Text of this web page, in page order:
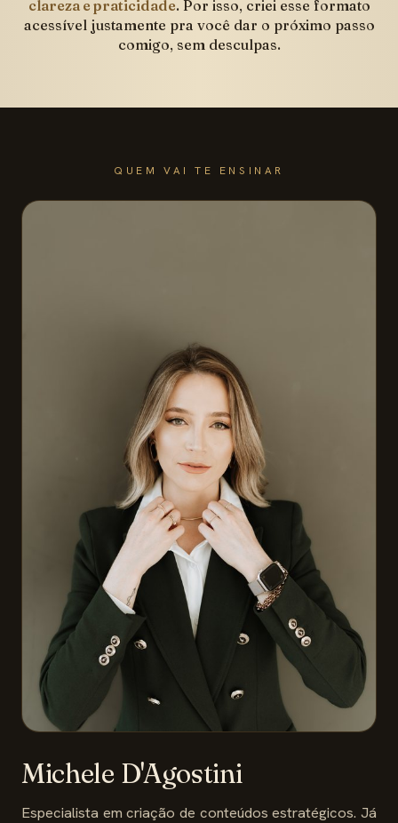
clareza e praticidade. Por isso, criei esse formato
acessível justamente pra você dar o próximo passo
comigo, sem desculpas.
QUEM VAI TE ENSINAR
Michele D'Agostini
Especialista em criação de conteúdos estratégicos. Já